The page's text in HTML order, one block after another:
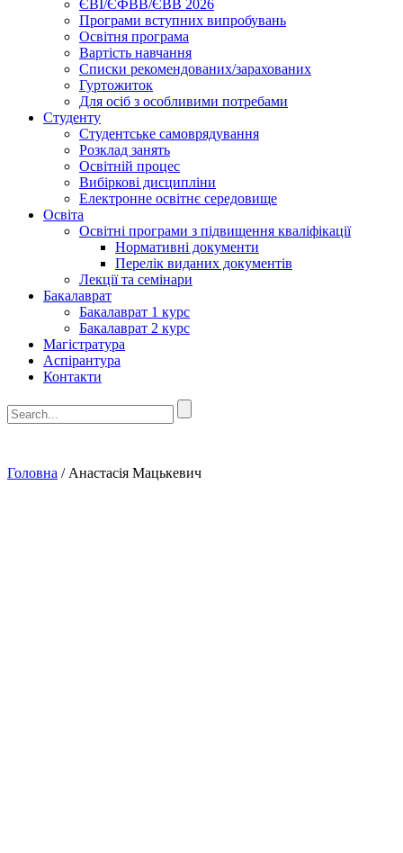
ЄВІ/ЄФВВ/ЄВВ 2026
Програми вступних випробувань
Освітня програма
Вартість навчання
Списки рекомендованих/зарахованих
Гуртожиток
Для осіб з особливими потребами
Студенту
Студентське самоврядування
Розклад занять
Освітній процес
Вибіркові дисципліни
Електронне освітнє середовище
Освіта
Освітні програми з підвищення кваліфікації
Нормативні документи
Перелік виданих документів
Лекції та семінари
Бакалаврат
Бакалаврат 1 курс
Бакалаврат 2 курс
Магістратура
Аспірантура
Контакти
Головна / Анастасія Мацькевич